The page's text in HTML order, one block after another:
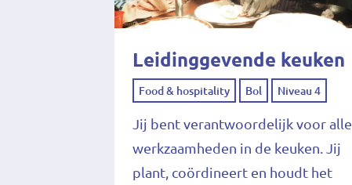
Leidinggevende keuken
Food & hospitality Bol Niveau 4
Jij bent verantwoordelijk voor alle
werkzaamheden in de keuken. Jij
plant, coördineert en houdt het